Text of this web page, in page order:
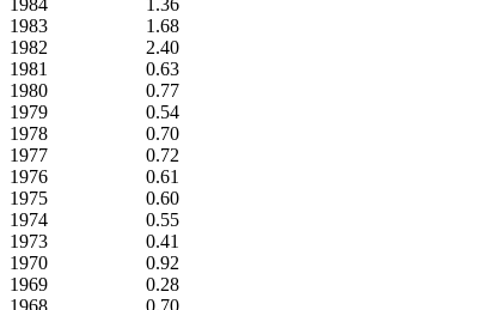
1983
1.68
1982
2.40
1981
0.63
1980
0.77
1979
0.54
1978
0.70
1977
0.72
1976
0.61
1975
0.60
1974
0.55
1973
0.41
1970
0.92
1969
0.28
1968
0.70